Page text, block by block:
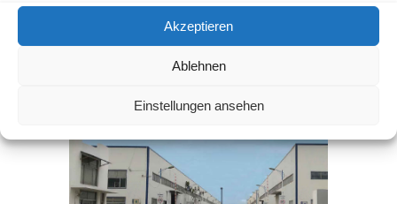
Akzeptieren
Ablehnen
Einstellungen ansehen
KRONPRINZ(Shandong) Co., Ltd.(Formerly
Accuride Wheels (Shandong) Co., Ltd.)